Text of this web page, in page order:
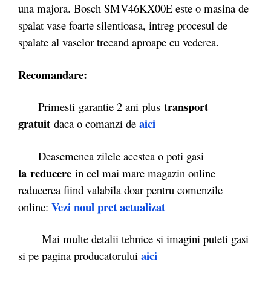
una majora. Bosch SMV46KX00E este o masina de
spalat vase foarte silentioasa, intreg procesul de
spalate al vaselor trecand aproape cu vederea.
Recomandare:
Primesti garantie 2 ani plus transport
gratuit daca o comanzi de aici
Deasemenea zilele acestea o poti gasi
la reducere in cel mai mare magazin online
reducerea fiind valabila doar pentru comenzile
online: Vezi noul pret actualizat
Mai multe detalii tehnice si imagini puteti gasi
si pe pagina producatorului aici